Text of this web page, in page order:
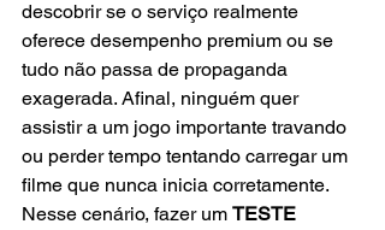
descobrir se o serviço realmente
oferece desempenho premium ou se
tudo não passa de propaganda
exagerada. Afinal, ninguém quer
assistir a um jogo importante travando
ou perder tempo tentando carregar um
filme que nunca inicia corretamente.
Nesse cenário, fazer um TESTE